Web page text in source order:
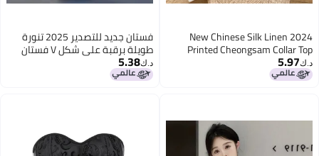
2024 New Chinese Silk Linen
Printed Cheongsam Collar Top
Vintage Linen Shirt
د.ك‏5.97
فستان جديد للتصدير 2025 تنورة
طويلة برقبة على شكل V فستان
أبيض مع حمالات
د.ك‏5.38